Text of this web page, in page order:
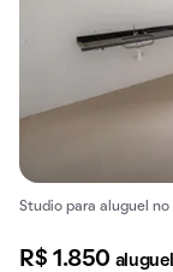
Studio para aluguel no
R$ 1.850 aluguel